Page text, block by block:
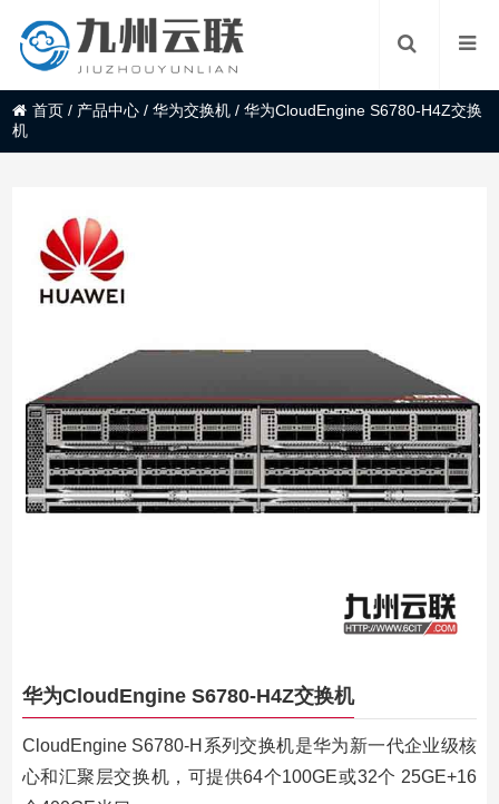
首页 / 产品中心 /华为交换机 /华为CloudEngine S6780-H4Z交换
机
华为CloudEngine S6780-H4Z交换机
CloudEngine S6780-H系列交换机是华为新一代企业级核
心和汇聚层交换机，可提供64个100GE或32个 25GE+16